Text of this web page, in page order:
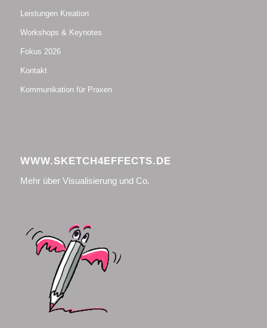
Leistungen Kreation
Workshops & Keynotes
Fokus 2026
Kontakt
Kommunikation für Praxen
WWW.SKETCH4EFFECTS.DE
Mehr über Visualisierung und Co.